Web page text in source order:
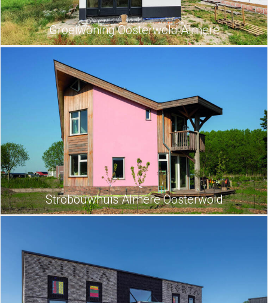
Groeiwoning Oosterwold Almere
Strobouwhuis Almere Oosterwold